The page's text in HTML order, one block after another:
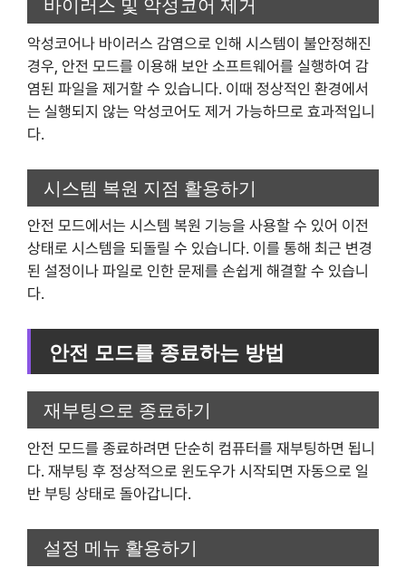
악성코어나 바이러스 감염으로 인해 시스템이 불안정해진
경우, 안전 모드를 이용해 보안 소프트웨어를 실행하여 감
염된 파일을 제거할 수 있습니다. 이때 정상적인 환경에서
는 실행되지 않는 악성코어도 제거 가능하므로 효과적입니
다.
시스템 복원 지점 활용하기
안전 모드에서는 시스템 복원 기능을 사용할 수 있어 이전
상태로 시스템을 되돌릴 수 있습니다. 이를 통해 최근 변경
된 설정이나 파일로 인한 문제를 손쉽게 해결할 수 있습니
다.
안전 모드를 종료하는 방법
재부팅으로 종료하기
안전 모드를 종료하려면 단순히 컴퓨터를 재부팅하면 됩니
다. 재부팅 후 정상적으로 윈도우가 시작되면 자동으로 일
반 부팅 상태로 돌아갑니다.
설정 메뉴 활용하기